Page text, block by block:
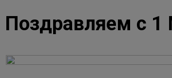
Поздравляем с 1